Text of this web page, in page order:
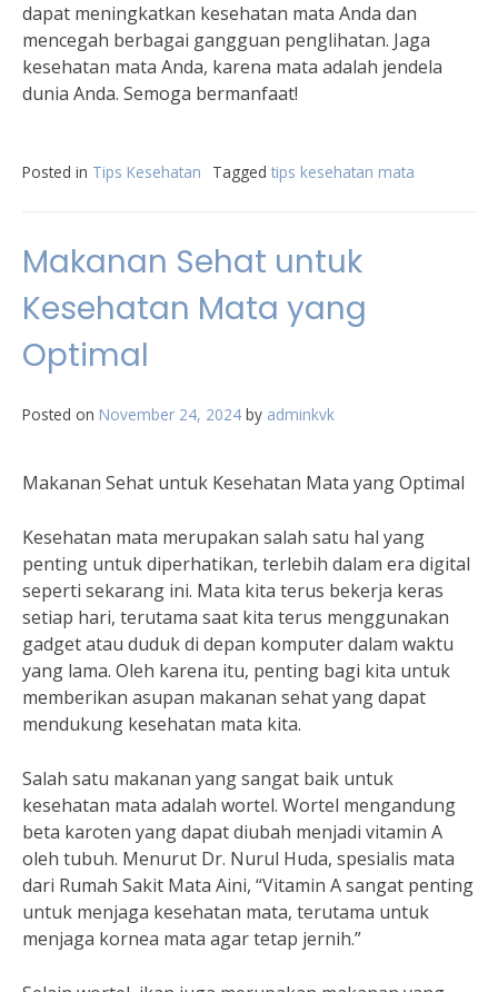
dapat meningkatkan kesehatan mata Anda dan
mencegah berbagai gangguan penglihatan. Jaga
kesehatan mata Anda, karena mata adalah jendela
dunia Anda. Semoga bermanfaat!
Posted in Tips Kesehatan Tagged tips kesehatan mata
Makanan Sehat untuk
Kesehatan Mata yang
Optimal
Posted on November 24, 2024 by adminkvk
Makanan Sehat untuk Kesehatan Mata yang Optimal
Kesehatan mata merupakan salah satu hal yang
penting untuk diperhatikan, terlebih dalam era digital
seperti sekarang ini. Mata kita terus bekerja keras
setiap hari, terutama saat kita terus menggunakan
gadget atau duduk di depan komputer dalam waktu
yang lama. Oleh karena itu, penting bagi kita untuk
memberikan asupan makanan sehat yang dapat
mendukung kesehatan mata kita.
Salah satu makanan yang sangat baik untuk
kesehatan mata adalah wortel. Wortel mengandung
beta karoten yang dapat diubah menjadi vitamin A
oleh tubuh. Menurut Dr. Nurul Huda, spesialis mata
dari Rumah Sakit Mata Aini, “Vitamin A sangat penting
untuk menjaga kesehatan mata, terutama untuk
menjaga kornea mata agar tetap jernih.”